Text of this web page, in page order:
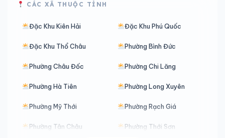
CÁC XÃ THUỘC TỈNH
Đặc Khu Kiên Hải Đặc Khu Phú Quốc
Đặc Khu Thổ Châu Phường Bình Đức
Phường Châu Đốc Phường Chi Lăng
Phường Hà Tiên Phường Long Xuyên
Phường Mỹ Thới Phường Rạch Giá
Phường Tân Châu Phường Thới Sơn